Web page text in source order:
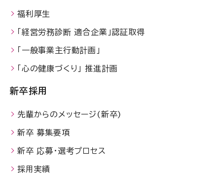
福利厚生
「経営労務診断 適合企業」認証取得
「一般事業主行動計画」
「心の健康づくり」 推進計画
新卒採用
先輩からのメッセージ(新卒)
新卒 募集要項
新卒 応募・選考プロセス
採用実績